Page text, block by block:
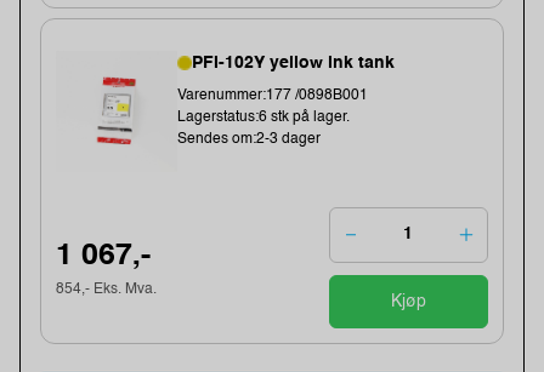
PFI-102Y yellow ink tank
Varenummer:177 /0898B001
Lagerstatus:6 stk på lager.
Sendes om:2-3 dager
1 067,-
854,- Eks. Mva.
Kjøp